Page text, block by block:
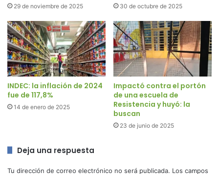
29 de noviembre de 2025 30 de octubre de 2025
INDEC: la inflación de 2024
fue de 117,8%
14 de enero de 2025
Impactó contra el portón
de una escuela de
Resistencia y huyó: la
buscan
23 de junio de 2025
Deja una respuesta
Tu dirección de correo electrónico no será publicada. Los campos